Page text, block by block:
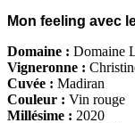
Mon feeling avec
Domaine : Domaine
Vigneronne :
Cuvée : Madiran
Couleur : Vin rouge
Millésime : 2020